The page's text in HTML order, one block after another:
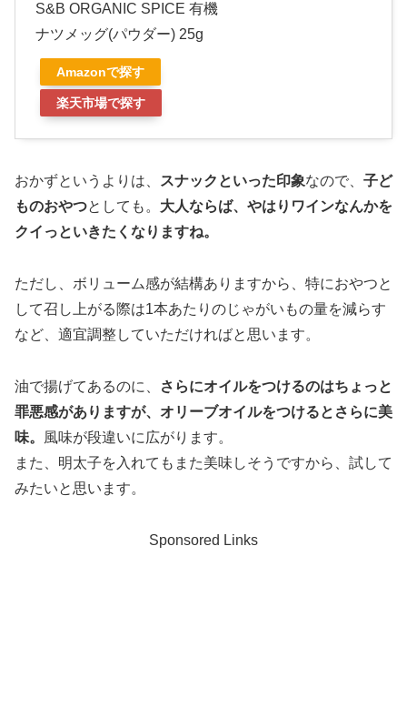
S&B ORGANIC SPICE 有機
ナツメッグ(パウダー) 25g
Amazonで探す
楽天市場で探す
おかずというよりは、 スナックといった印象なので、 子ど
ものおやつとしても。 大人ならば、やはりワインなんかを
クイっといきたくなりますね。
ただし、ボリューム感が結構ありますから、特におやつと
して召し上がる際は1本あたりのじゃがいもの量を減らす
など、適宜調整していただければと思います。
油で揚げてあるのに、
さらにオイルをつけるのはちょっと
罪悪感がありますが、オリーブオイルをつけるとさらに美
味。
風味が段違いに広がります。
また、明太子を入れてもまた美味しそうですから、試して
みたいと思います。
Sponsored Links